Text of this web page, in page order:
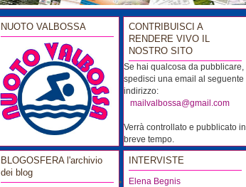
NUOTO VALBOSSA
BLOGOSFERA l'archivio
dei blog
CONTRIBUISCI A
RENDERE VIVO IL
NOSTRO SITO
Se hai qualcosa da pubblicare,
spedisci una email al seguente
indirizzo:
mailvalbossa@gmail.com
Verrà controllato e pubblicato in
breve tempo.
INTERVISTE
Elena Begnis